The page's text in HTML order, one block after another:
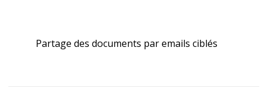
Partage des documents par emails ciblés